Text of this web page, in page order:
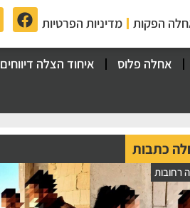
הפקות מדיניות הפרטיות
אחלה פלוס
איחוד הצלה דיווחים
כתבות
רחובות